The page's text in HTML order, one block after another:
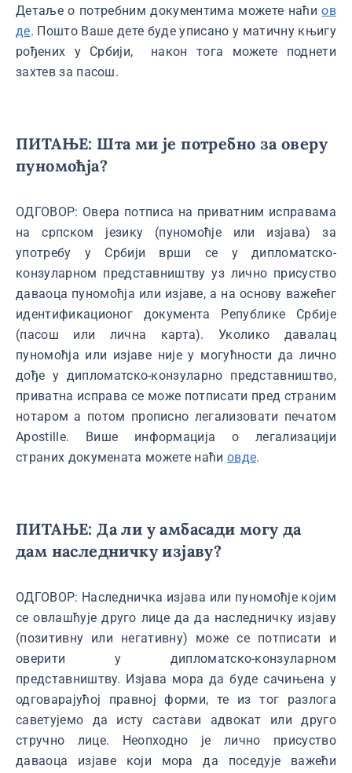
Детаље о потребним документима можете наћиов
де. Пошто Ваше дете буде уписано у матичну књигу
рођених у Србији, након тога можете поднети
захтев за пасош.
ПИТАЊЕ: Шта ми је потребно за оверу
пуномоћја?
ОДГОВОР: Овера потписа на приватним исправама
на српском језику (пуномоћје или изјава) за
употребу у Србији врши се у дипломатско-
конзуларном представништву уз лично присуство
даваоца пуномоћја или изјаве, а на основу важећег
идентификационог документа Републике Србије
(пасош или лична карта). Уколико давалац
пуномоћја или изјаве није у могућности да лично
дође у дипломатско-конзуларно представништво,
приватна исправа се може потписати пред страним
нотаром а потом прописно легализовати печатом
Apostille. Више информација о легализацији
страних докумената можете наћи овде.
ПИТАЊЕ: Да ли у амбасади могу да
дам наследничку изјаву?
ОДГОВОР: Наследничка изјава или пуномоћје којим
се овлашћује друго лице да да наследничку изјаву
(позитивну или негативну) може се потписати и
оверити у дипломатско-конзуларном
представништву. Изјава мора да буде сачињена у
одговарајућој правној форми, те из тог разлога
саветујемо да исту састави адвокат или друго
стручно лице. Неопходно је лично присуство
даваоца изјаве који мора да поседује важећи